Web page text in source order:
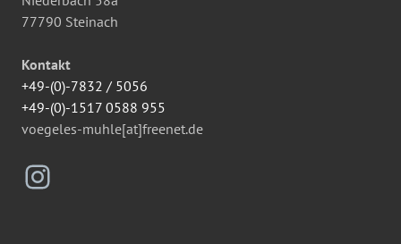
77790 Steinach
Kontakt
+49-(0)-7832 / 5056
+49-(0)-1517 0588 955
voegeles-muhle[at]freenet.de
Instagram